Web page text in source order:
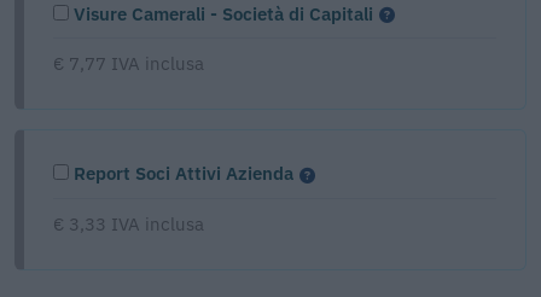
Visure Camerali - Società di Capitali
€ 7,77 IVA inclusa
Report Soci Attivi Azienda
€ 3,33 IVA inclusa